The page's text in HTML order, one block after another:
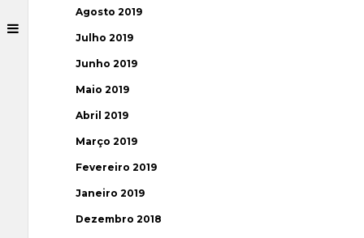
Agosto 2019
Julho 2019
Junho 2019
Maio 2019
Abril 2019
Março 2019
Fevereiro 2019
Janeiro 2019
Dezembro 2018